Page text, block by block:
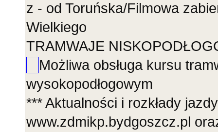
z - od Toruńska/Filmowa
Wielkiego
TRAMWAJE
Możliwa obsługa kursu
wysokopodłogowym
*** Aktualności i rozkłady
www.zdmikp.bydgoszcz.pl